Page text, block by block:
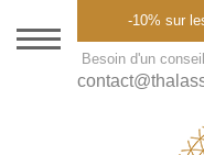
DESTINATION
THALASSO
CURES ET
-10% sur
Besoin d'un